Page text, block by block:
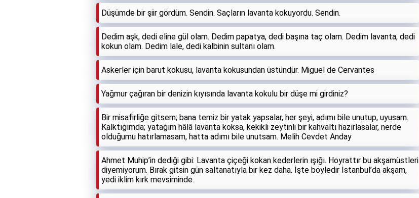
Düşümde bir şiir gördüm. Sendin. Saçların lavanta kokuyordu. Sendin.
Dedim aşk, dedi eline gül olam. Dedim papatya, dedi başına taç olam. Dedim lavanta, dedi
kokun olam. Dedim lale, dedi kalbinin sultanı olam.
Askerler için barut kokusu, lavanta kokusundan üstündür. Miguel de Cervantes
Yağmur çağıran bir denizin kıyısında lavanta kokulu bir düşe mi girdiniz?
Bir misafirliğe gitsem; bana temiz bir yatak yapsalar, her şeyi, adımı bile unutup, uyusam.
Kalktığımda; yatağım hâlâ lavanta koksa, kekikli zeytinli bir kahvaltı hazırlasalar, nerde
olduğumu hatırlamasam, hatta adımı bile unutsam. Melih Cevdet Anday
Ahmet Muhip’in dediği gibi: Lavanta çiçeği kokan kederlerin ışığı. Hoyrattır bu akşamüstleri
diyemiyorum. Bırak gitsin gün saltanatıyla bir kez daha. İşte böyledir İstanbul’da akşam,
yedi iklim kırk mevsiminde.